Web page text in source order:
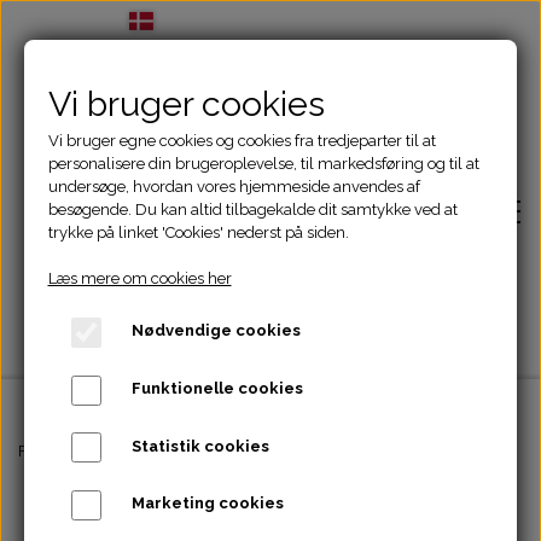
Forside
Forside Aktivering Lickimat - Buddy, green
Vi bruger cookies
Vi bruger egne cookies og cookies fra tredjeparter til at
personalisere din brugeroplevelse, til markedsføring og til at
undersøge, hvordan vores hjemmeside anvendes af
besøgende. Du kan altid tilbagekalde dit samtykke ved at
trykke på linket 'Cookies' nederst på siden.
Læs mere om cookies her
Nødvendige cookies
Funktionelle cookies
Statistik cookies
Marketing cookies